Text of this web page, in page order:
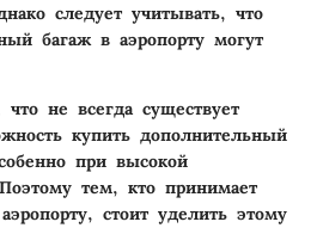
следует учитывать, что
багаж в аэропорту могут
не всегда существует
купить дополнительный
при высокой
тем, кто принимает
стоит уделить этому